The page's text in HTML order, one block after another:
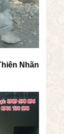
Nhãn